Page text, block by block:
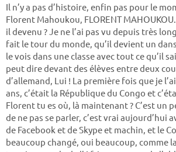
Il n’y a pas d’histoire, enfin pas pour le
Florent Mahoukou, FLORENT
il devenu ? Je ne l’ai pas vu depuis très
fait le tour du monde, qu’il devient un
le vois dans une classe avec tout ce qu’il
peut dire devant des élèves entre deux
d’allemand, Lui ! La première fois que je
ans, c’était la République du Congo et
Florent tu es où, là maintenant ? C’est un
de ne pas se parler, c’est vrai aujourd’hui
de Facebook et de Skype et machin, et le
beaucoup changé, oui beaucoup, comme